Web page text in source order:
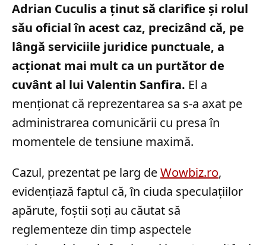
Adrian Cuculis a ținut să clarifice și rolul
său oficial în acest caz, precizând că, pe
lângă serviciile juridice punctuale, a
acționat mai mult ca un purtător de
cuvânt al lui Valentin Sanfira. El a
menționat că reprezentarea sa s-a axat pe
administrarea comunicării cu presa în
momentele de tensiune maximă.
Cazul, prezentat pe larg deWowbiz.ro,
evidențiază faptul că, în ciuda speculațiilor
apărute, foștii soți au căutat să
reglementeze din timp aspectele